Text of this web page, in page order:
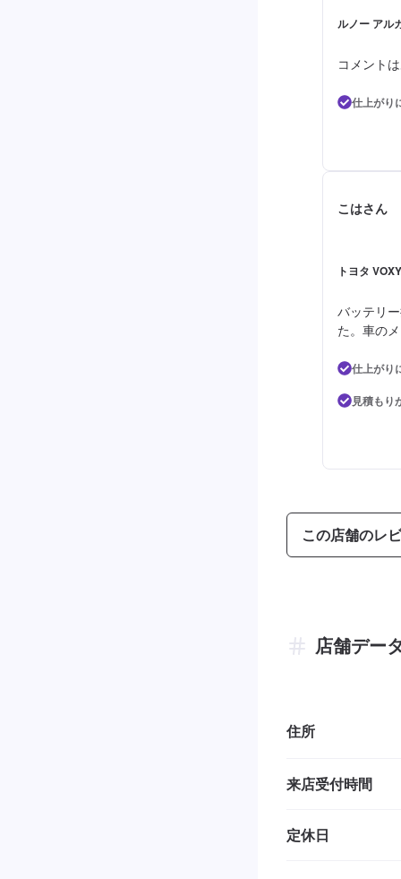
ルノー アル
コメント
仕上がり
こはさん
トヨタ
バッテリ
た。車の
仕上がり
見積もり
この店舗のレ
店舗デー
住所
来店受付時間
定休日